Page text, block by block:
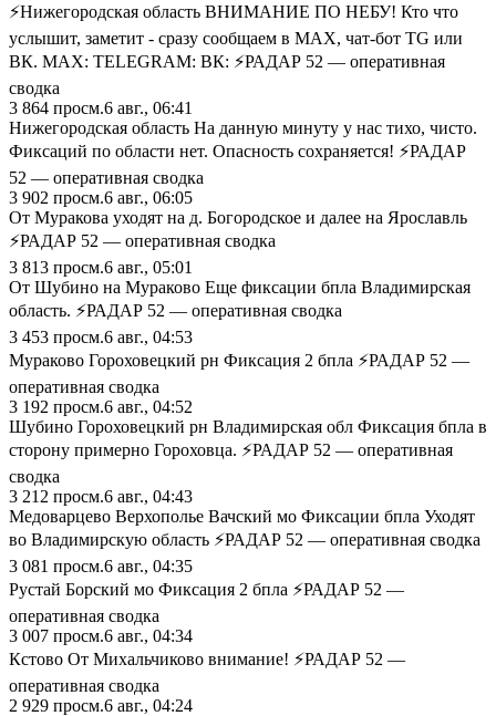
⚡️Нижегородская область ВНИМАНИЕ ПО НЕБУ! Кто что
услышит, заметит - сразу сообщаем в MAX, чат-бот TG или
ВК. MAX: TELEGRAM: ВК: ⚡️РАДАР 52 — оперативная
сводка
3 864 просм.6 авг., 06:41
Нижегородская область На данную минуту у нас тихо, чисто.
Фиксаций по области нет. Опасность сохраняется! ⚡️РАДАР
52 — оперативная сводка
3 902 просм.6 авг., 06:05
От Муракова уходят на д. Богородское и далее на Ярославль
⚡️РАДАР 52 — оперативная сводка
3 813 просм.6 авг., 05:01
От Шубино на Мураково Еще фиксации бпла Владимирская
область. ⚡️РАДАР 52 — оперативная сводка
3 453 просм.6 авг., 04:53
Мураково Гороховецкий рн Фиксация 2 бпла ⚡️РАДАР 52 —
оперативная сводка
3 192 просм.6 авг., 04:52
Шубино Гороховецкий рн Владимирская обл Фиксация бпла в
сторону примерно Гороховца. ⚡️РАДАР 52 — оперативная
сводка
3 212 просм.6 авг., 04:43
Медоварцево Верхополье Вачский мо Фиксации бпла Уходят
во Владимирскую область ⚡️РАДАР 52 — оперативная сводка
3 081 просм.6 авг., 04:35
Рустай Борский мо Фиксация 2 бпла ⚡️РАДАР 52 —
оперативная сводка
3 007 просм.6 авг., 04:34
Кстово От Михальчиково внимание! ⚡️РАДАР 52 —
оперативная сводка
2 929 просм.6 авг., 04:24